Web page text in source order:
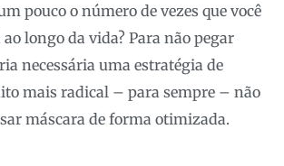
pouco o número de vezes que você
longo da vida? Para não pegar
necessária uma estratégia de
mais radical – para sempre – não
máscara de forma otimizada.